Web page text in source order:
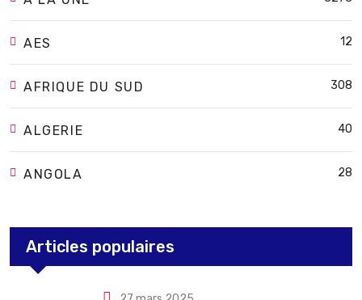
AES 12
AFRIQUE DU SUD 308
ALGERIE 40
ANGOLA 28
Articles populaires